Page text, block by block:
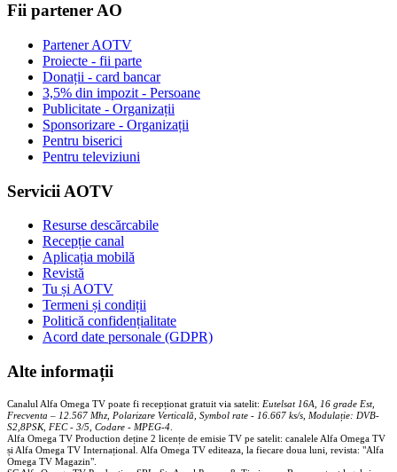
Fii partener AO
Partener AOTV
Proiecte - fii parte
Donații - card bancar
3,5% din impozit - Persoane
Publicitate - Organizații
Sponsorizare - Organizații
Pentru biserici
Pentru televiziuni
Servicii AOTV
Resurse descărcabile
Recepție canal
Aplicația mobilă
Revistă
Tu și AOTV
Termeni și condiții
Politică confidențialitate
Acord date personale (GDPR)
Alte informații
Canalul Alfa Omega TV poate fi recepționat gratuit via satelit: Eutelsat 16A, 16 grade Est,
Frecventa – 12.567 Mhz, Polarizare Verticală, Symbol rate - 16.667 ks/s, Modulație: DVB-
S2,8PSK, FEC - 3/5, Codare - MPEG-4
Alfa Omega TV Production deține 2 licențe de emisie TV pe satelit: canalele Alfa Omega TV
și Alfa Omega TV Internațional. Alfa Omega TV editeaza, la fiecare doua luni, revista: "Alfa
Omega TV Magazin".